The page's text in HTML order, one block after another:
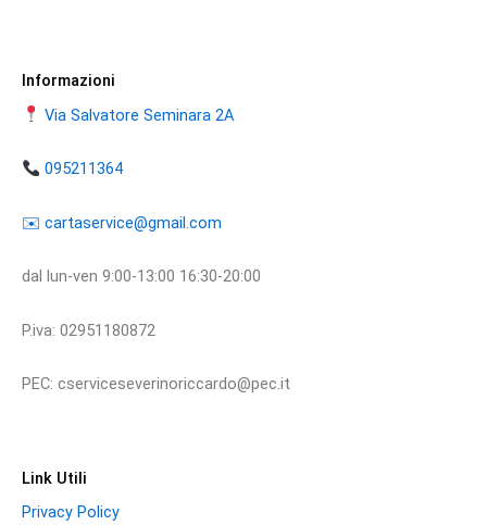
Informazioni
Via Salvatore Seminara 2A
095211364
​​✉️ ​cartaservice@gmail.com
dal lun-ven 9:00-13:00 16:30-20:00
P.iva: 02951180872
PEC: cserviceseverinoriccardo@pec.it
Link Utili
Privacy Policy